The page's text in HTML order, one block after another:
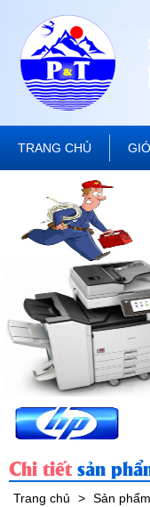
TRANG CHỦ
Chi tiết sản
Trang chủ > Sản phẩm